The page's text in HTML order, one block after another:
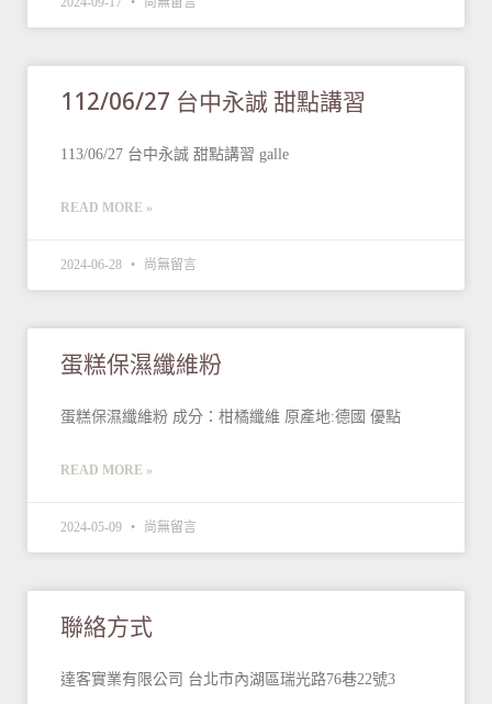
112/06/27 台中永誠 甜點講習
113/06/27 台中永誠 甜點講習 galle
READ MORE »
2024-06-28 尚無留言
蛋糕保濕纖維粉
蛋糕保濕纖維粉 成分：柑橘纖維 原產地:德國 優點
READ MORE »
2024-05-09 尚無留言
聯絡方式
達客實業有限公司 台北市內湖區瑞光路76巷22號3